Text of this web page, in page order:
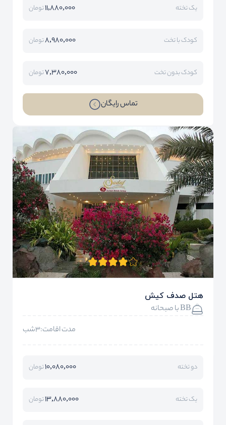
یک تخته 11,880,000تومان
کودک با تخت 8,980,000تومان
کودک بدون تخت 7,380,000تومان
تماس رایگان
هتل صدف کیش
BB با صبحانه
مدت اقامت:3شب
دو تخته 10,080,000تومان
یک تخته 13,880,000تومان